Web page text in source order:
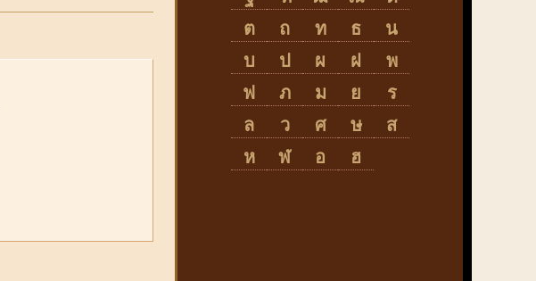
ต
ถ ท ธ
น
บ
ป ผ ฝ
พ
ฟ
ภ ม ย
ร
ล
ว ศ ษ
ส
ห
ฬ อ ฮ